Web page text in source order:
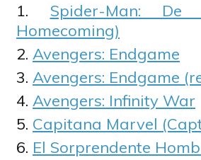
Spider-Man:
Homecoming)
Avengers: Endgame
Avengers: Endgame
Avengers: Infinity War
Capitana Marvel
El Sorprendente